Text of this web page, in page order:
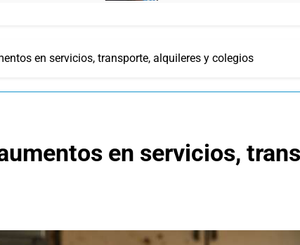
en servicios, transporte, alquileres y colegios
en servicios,